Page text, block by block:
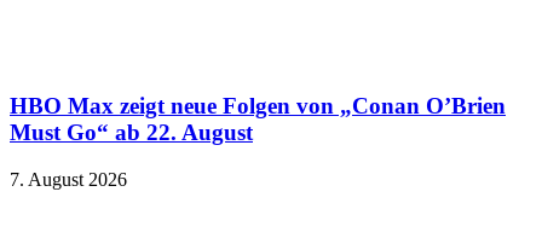
HBO Max zeigt neue Folgen von „Conan O’Brien
Must Go“ ab 22. August
7. August 2026